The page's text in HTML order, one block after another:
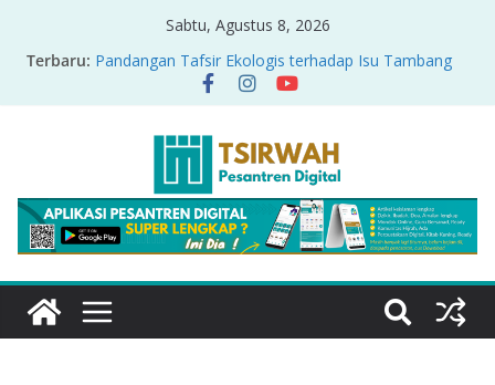
Sabtu, Agustus 8, 2026
Terbaru: Pandangan Tafsir Ekologis terhadap Isu Tambang
Nikel di Raja Ampat
PRODUK RELASI KUASA-IDIOLOGI PADA TAFSIR
Sirah Nabawiyah
Oversharing dan Privasi dalam Al-Qur’an: “Ketika
Ayat Bicara Soal Curhat di Sosmed”
Menyikapi Fatherless, Kisah Lukman Menjadi
Cerminan